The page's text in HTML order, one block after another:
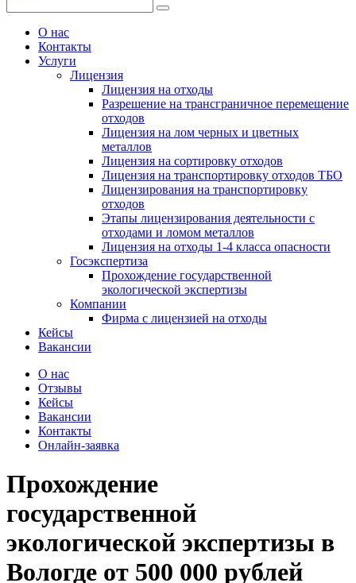
О нас
Контакты
Услуги
Лицензия
Лицензия на отходы
Разрешение на трансграничное перемещение
отходов
Лицензия на лом черных и цветных
металлов
Лицензия на сортировку отходов
Лицензия на транспортировку отходов ТБО
Лицензирования на транспортировку
отходов
Этапы лицензирования деятельности с
отходами и ломом металлов
Лицензия на отходы 1-4 класса опасности
Госэкспертиза
Прохождение государственной
экологической экспертизы
Компании
Фирма с лицензией на отходы
Кейсы
Вакансии
О нас
Отзывы
Кейсы
Вакансии
Контакты
Онлайн-заявка
Прохождение
государственной
экологической экспертизы в
Вологде от 500 000 рублей